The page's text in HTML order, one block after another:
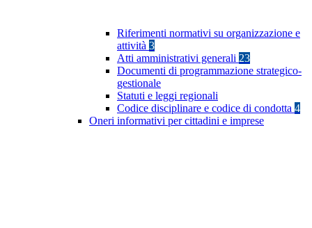
Riferimenti normativi su organizzazione e
attività 3
Atti amministrativi generali 23
Documenti di programmazione strategico-
gestionale
Statuti e leggi regionali
Codice disciplinare e codice di condotta 4
Oneri informativi per cittadini e imprese